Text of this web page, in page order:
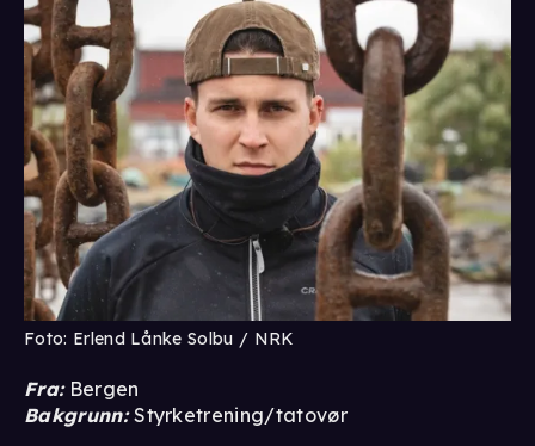
Foto: Erlend Lånke Solbu / NRK
Fra: Bergen
Bakgrunn:Styrketrening/tatovør